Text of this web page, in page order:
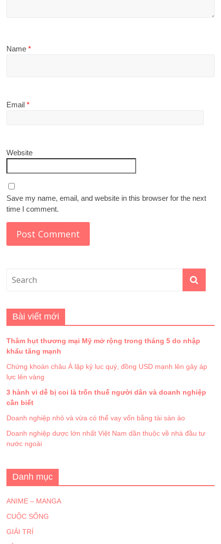
Name*
Email*
Website
Save my name, email, and website in this browser for the next
time I comment.
Bài viết mới
Thâm hụt thương mại Mỹ mở rộng trong tháng 5 do nhập
khẩu tăng mạnh
Chứng khoán châu Á lập kỷ lục quý, đồng USD mạnh lên gây áp
lực lên vàng
3 hành vi dễ bị coi là trốn thuế người dân và doanh nghiệp
cần biết
Doanh nghiệp nhỏ và vừa có thể vay vốn bằng tài sản ảo
Doanh nghiệp dược lớn nhất Việt Nam dần thuộc về nhà đầu tư
nước ngoài
Danh mục
ANIME – MANGA
CUỘC SỐNG
GIẢI TRÍ